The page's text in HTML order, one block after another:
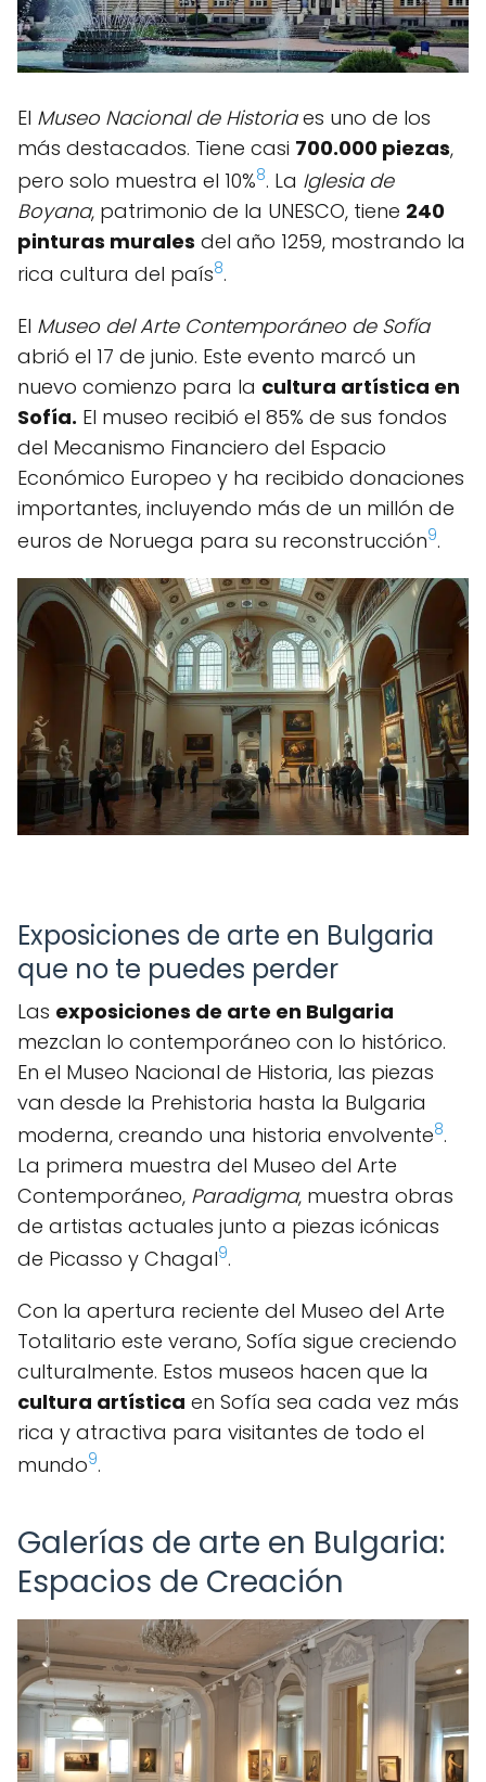
El Museo Nacional de Historiaes uno de los
más destacados. Tiene casi 700.000 piezas,
pero solo muestra el 10%8. La Iglesia de
Boyana, patrimonio de la UNESCO, tiene 240
pinturas murales del año 1259, mostrando la
rica cultura del país8.
El Museo del Arte Contemporáneo de Sofía
abrió el 17 de junio. Este evento marcó un
nuevo comienzo para la cultura artística en
Sofía. El museo recibió el 85% de sus fondos
del Mecanismo Financiero del Espacio
Económico Europeo y ha recibido donaciones
importantes, incluyendo más de un millón de
euros de Noruega para su reconstrucción9.
Exposiciones de arte en Bulgaria
que no te puedes perder
Las exposiciones de arte en Bulgaria
mezclan lo contemporáneo con lo histórico.
En el Museo Nacional de Historia, las piezas
van desde la Prehistoria hasta la Bulgaria
moderna, creando una historia envolvente8.
La primera muestra del Museo del Arte
Contemporáneo, Paradigma, muestra obras
de artistas actuales junto a piezas icónicas
de Picasso y Chagal9.
Con la apertura reciente del Museo del Arte
Totalitario este verano, Sofía sigue creciendo
culturalmente. Estos museos hacen que la
cultura artística en Sofía sea cada vez más
rica y atractiva para visitantes de todo el
mundo9.
Galerías de arte en Bulgaria:
Espacios de Creación